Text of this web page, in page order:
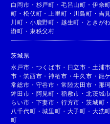
白岡市 ・ 杉戸町 ・ 毛呂山町 ・ 伊奈町
町 ・松伏町 ・ 上里町 ・ 川島町 ・ 吉
川町 ・ 小鹿野町 ・ 越生町 ・ ときが
瀞町 ・ 東秩父村
茨城県
水戸市 ・ つくば市 ・ 日立市 ・ 土浦市
市 ・筑西市 ・神栖市 ・牛久市 ・ 龍
常総市 ・ 守谷市 ・ 常陸太田市 ・ 那
鉾田市 ・ 阿見町 ・ 稲敷市 ・北茨城市
らい市 ・ 下妻市 ・ 行方市 ・茨城町
八千代町 ・城里町 ・ 大子町 ・ 大洗町
町